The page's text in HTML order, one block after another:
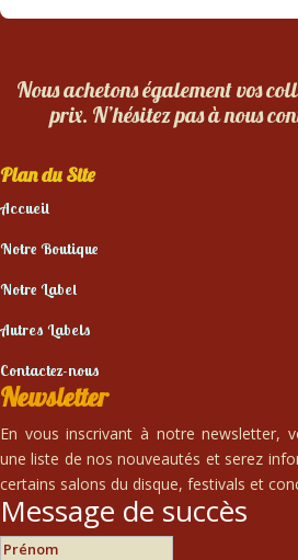
Nous achetons également vos
prix. N’hésitez pas à nous
Plan du Site
Accueil
Notre Boutique
Notre Label
Autres Labels
Contactez-nous
Newsletter
En vous inscrivant à notre newsletter,
une liste de nos nouveautés et serez
certains salons du disque, festivals et
Message de succès